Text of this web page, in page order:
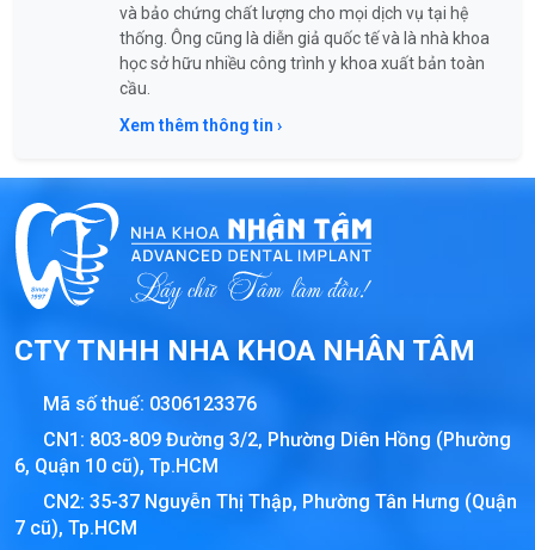
và bảo chứng chất lượng cho mọi dịch vụ tại hệ
thống. Ông cũng là diễn giả quốc tế và là nhà khoa
học sở hữu nhiều công trình y khoa xuất bản toàn
cầu.
Xem thêm thông tin ›
CTY TNHH NHA KHOA NHÂN TÂM
Mã số thuế: 0306123376
CN1: 803-809 Đường 3/2, Phường Diên Hồng (Phường
6, Quận 10 cũ), Tp.HCM
CN2: 35-37 Nguyễn Thị Thập, Phường Tân Hưng (Quận
7 cũ), Tp.HCM